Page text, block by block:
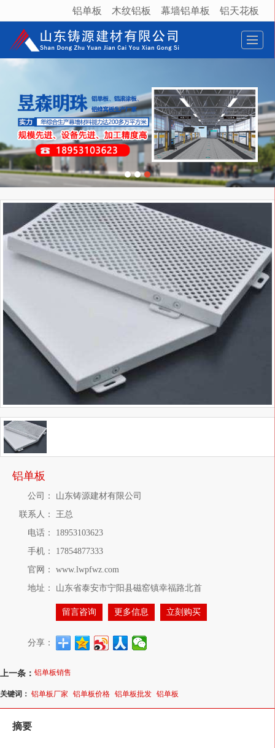
很遗憾，因您的浏览器版本过低导致无法获得最佳浏览体验，推荐下载安装谷歌浏览器！
铝单板 木纹铝板 幕墙铝单板 铝天花板
铝单板
公司：
山东铸源建材有限公司
联系人：
王总
电话：
18953103623
手机：
17854877333
官网：
www.lwpfwz.com
地址：
山东省泰安市宁阳县磁窑镇幸福路北首
留言咨询 更多信息 立刻购买
分享：
上一条： 铝单板销售
关键词： 铝单板厂家 铝单板价格 铝单板批发 铝单板
摘要